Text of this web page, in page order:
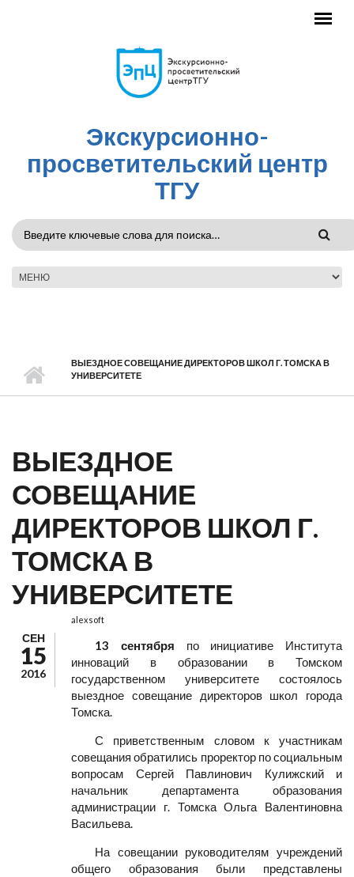
Экскурсионно-
просветительский центр
ТГУ
ФОРМА
ПОИСКА
ВЫЕЗДНОЕ СОВЕЩАНИЕ ДИРЕКТОРОВ ШКОЛ Г. ТОМСКА В
УНИВЕРСИТЕТЕ
ВЫЕЗДНОЕ
СОВЕЩАНИЕ
ДИРЕКТОРОВ ШКОЛ Г.
ТОМСКА В
УНИВЕРСИТЕТЕ
СЕН
15
2016
alexsoft
13 сентября по инициативе Института
инноваций в образовании в Томском
государственном университете состоялось
выездное совещание директоров школ города
Томска.
С приветственным словом к участникам
совещания обратились проректор по социальным
вопросам Сергей Павлинович Кулижский и
начальник департамента образования
администрации г. Томска Ольга Валентиновна
Васильева.
На совещании руководителям учреждений
общего образования были представлены